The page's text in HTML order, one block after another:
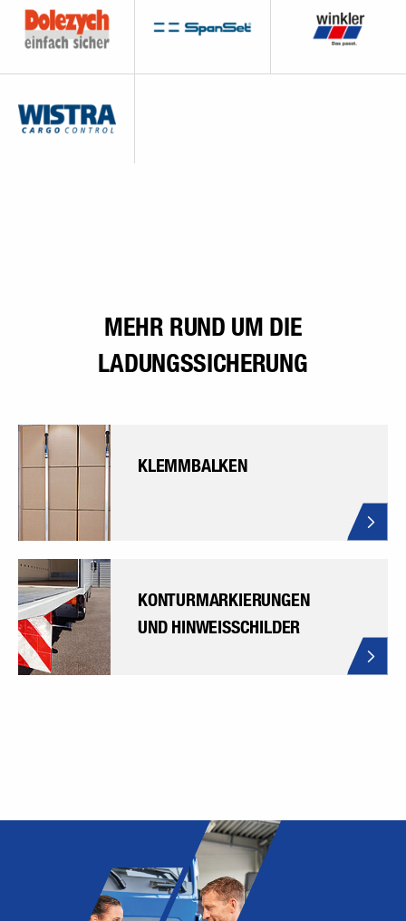
MEHR RUND UM DIE
LADUNGSSICHERUNG
KLEMMBALKEN
KONTURMARKIERUNGEN
UND HINWEISSCHILDER